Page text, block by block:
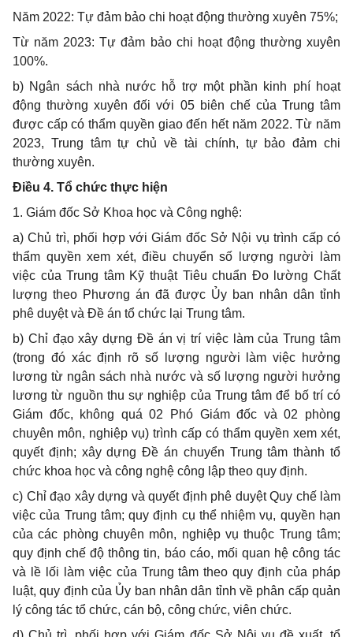
Năm 2022: Tự đảm bảo chi hoạt động thường xuyên 75%;
Từ năm 2023: Tự đảm bảo chi hoạt động thường xuyên
100%.
b) Ngân sách nhà nước hỗ trợ một phần kinh phí hoạt
động thường xuyên đối với 05 biên chế của Trung tâm
được cấp có thẩm quyền giao đến hết năm 2022. Từ năm
2023, Trung tâm tự chủ về tài chính, tự bảo đảm chi
thường xuyên.
Điều 4. Tổ chức thực hiện
1. Giám đốc Sở Khoa học và Công nghệ:
a) Chủ trì, phối hợp với Giám đốc Sở Nội vụ trình cấp có
thẩm quyền xem xét, điều chuyển số lượng người làm
việc của Trung tâm Kỹ thuật Tiêu chuẩn Đo lường Chất
lượng theo Phương án đã được Ủy ban nhân dân tỉnh
phê duyệt và Đề án tổ chức lại Trung tâm.
b) Chỉ đạo xây dựng Đề án vị trí việc làm của Trung tâm
(trong đó xác định rõ số lượng người làm việc hưởng
lương từ ngân sách nhà nước và số lượng người hưởng
lương từ nguồn thu sự nghiệp của Trung tâm để bố trí có
Giám đốc, không quá 02 Phó Giám đốc và 02 phòng
chuyên môn, nghiệp vụ) trình cấp có thẩm quyền xem xét,
quyết định; xây dựng Đề án chuyển Trung tâm thành tổ
chức khoa học và công nghệ công lập theo quy định.
c) Chỉ đạo xây dựng và quyết định phê duyệt Quy chế làm
việc của Trung tâm; quy định cụ thể nhiệm vụ, quyền hạn
của các phòng chuyên môn, nghiệp vụ thuộc Trung tâm;
quy định chế độ thông tin, báo cáo, mối quan hệ công tác
và lề lối làm việc của Trung tâm theo quy định của pháp
luật, quy định của Ủy ban nhân dân tỉnh về phân cấp quản
lý công tác tổ chức, cán bộ, công chức, viên chức.